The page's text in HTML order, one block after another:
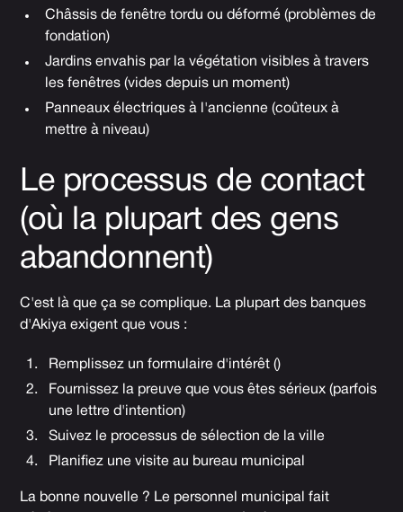
Châssis de fenêtre tordu ou déformé (problèmes de
fondation)
Jardins envahis par la végétation visibles à travers
les fenêtres (vides depuis un moment)
Panneaux électriques à l'ancienne (coûteux à
mettre à niveau)
Le processus de contact
(où la plupart des gens
abandonnent)
C'est là que ça se complique. La plupart des banques
d'Akiya exigent que vous :
Remplissez un formulaire d'intérêt ()
Fournissez la preuve que vous êtes sérieux (parfois
une lettre d'intention)
Suivez le processus de sélection de la ville
Planifiez une visite au bureau municipal
La bonne nouvelle ? Le personnel municipal fait